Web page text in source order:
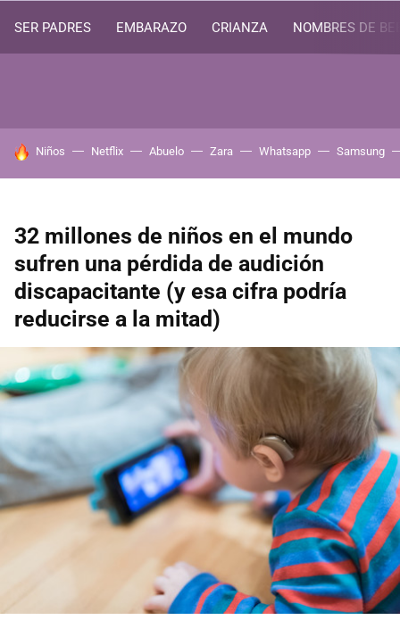
SER PADRES EMBARAZO CRIANZA NOMBRES DE
HOY SE HABLA DE
Niños Netflix Abuelo Zara Whatsapp Samsung
32 millones de niños en el mundo
sufren una pérdida de audición
discapacitante (y esa cifra podría
reducirse a la mitad)